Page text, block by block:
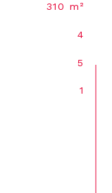
310 m²
4
5
1